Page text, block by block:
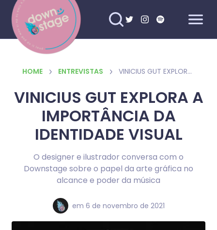
HOME ENTREVISTAS VINICIUS GUT EXPLORA A IMPORTÂNCIA DA IDENTIDADE VISUAL
VINICIUS GUT EXPLORA A
IMPORTÂNCIA DA
IDENTIDADE VISUAL
O designer e ilustrador conversa com o
Downstage sobre o papel da arte gráfica no
alcance e poder da música
em 6 de novembro de 2021